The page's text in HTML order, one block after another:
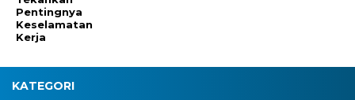
Pentingnya
Keselamatan
Kerja
KATEGORI